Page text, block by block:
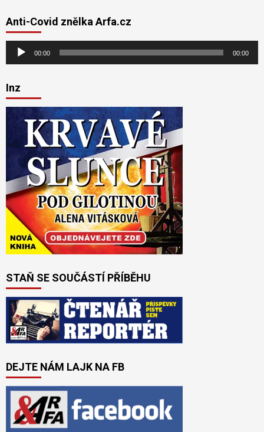
Anti-Covid znělka Arfa.cz
Audio
přehrávač
00:00 00:00
Inz
STAŇ SE SOUČÁSTÍ PŘÍBĚHU
DEJTE NÁM LAJK NA FB